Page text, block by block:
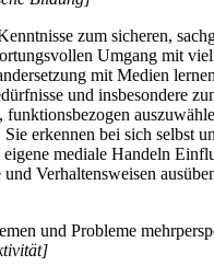
zum sicheren,
Umgang mit
mit Medien
und insbesondere
funktionsbezogen
erkennen bei sich selbst
mediale Handeln
Verhaltensweisen
und Probleme